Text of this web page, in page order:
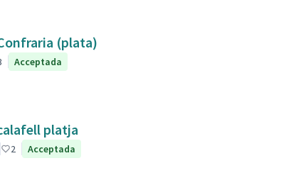
(plata)
Acceptada
platja
2 Acceptada